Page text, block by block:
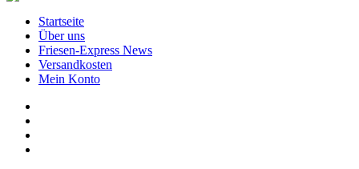
Startseite
Über uns
Friesen-Express News
Versandkosten
Mein Konto